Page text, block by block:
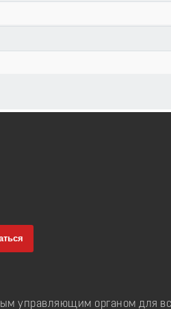
управляющим органом для